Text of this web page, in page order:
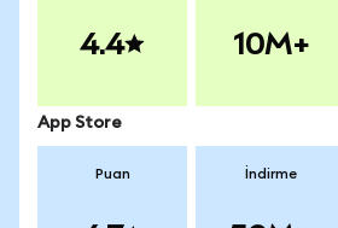
4.4 10M+
App Store
Puan İndirme